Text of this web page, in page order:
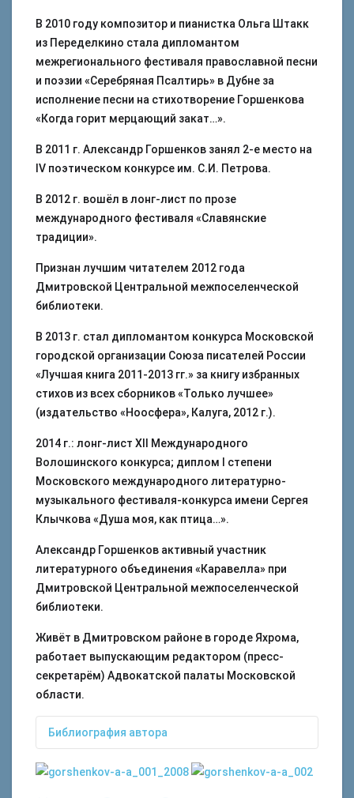
В 2010 году композитор и пианистка Ольга Штакк
из Переделкино стала дипломантом
межрегионального фестиваля православной песни
и поэзии «Серебряная Псалтирь» в Дубне за
исполнение песни на стихотворение Горшенкова
«Когда горит мерцающий закат…».
В 2011 г. Александр Горшенков занял 2-е место на
IV поэтическом конкурсе им. С.И. Петрова.
В 2012 г. вошёл в лонг-лист по прозе
международного фестиваля «Славянские
традиции».
Признан лучшим читателем 2012 года
Дмитровской Центральной межпоселенческой
библиотеки.
В 2013 г. стал дипломантом конкурса Московской
городской организации Союза писателей России
«Лучшая книга 2011-2013 гг.» за книгу избранных
стихов из всех сборников «Только лучшее»
(издательство «Ноосфера», Калуга, 2012 г.).
2014 г.: лонг-лист XII Международного
Волошинского конкурса; диплом I степени
Московского международного литературно-
музыкального фестиваля-конкурса имени Сергея
Клычкова «Душа моя, как птица…».
Александр Горшенков активный участник
литературного объединения «Каравелла» при
Дмитровской Центральной межпоселенческой
библиотеки.
Живёт в Дмитровском районе в городе Яхрома,
работает выпускающим редактором (пресс-
секретарём) Адвокатской палаты Московской
области.
Библиография автора
Горшенков, А. А. «В Дом Господень